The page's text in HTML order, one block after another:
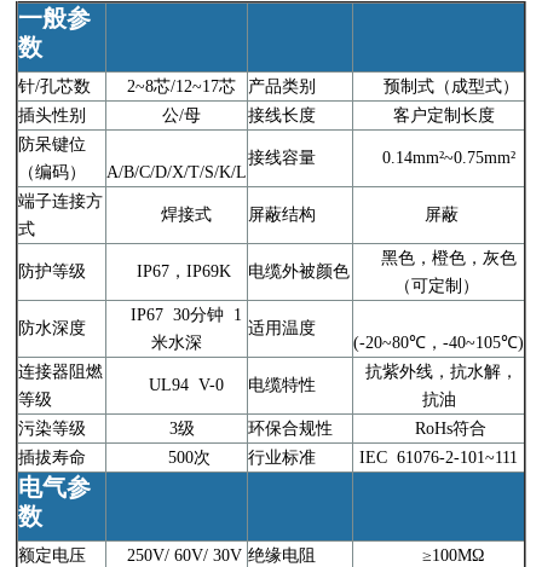
一般参
数
针/孔芯数 2~8芯/12~17芯 产品类别
预制式（成型式）
插头性别
公/母 接线长度
客户定制长度
防呆键位
（编码）
A/B/C/D/X/T/S/K/L
接线容量 0.14mm²~0.75mm²
端子连接方
式
焊接式 屏蔽结构 屏蔽
防护等级 IP67，IP69K 电缆外被颜色
黑色，橙色，灰色
（可定制）
防水深度
IP67 30分钟 1
米水深
适用温度
(-20~80℃，-40~105℃)
连接器阻燃
等级
UL94 V-0 电缆特性
抗紫外线，抗水解，
抗油
污染等级
3级 环保合规性
RoHs符合
插拔寿命
500次 行业标准 IEC 61076-2-101~111
电气参
数
额定电压 250V/ 60V/ 30V 绝缘电阻
≥100MΩ